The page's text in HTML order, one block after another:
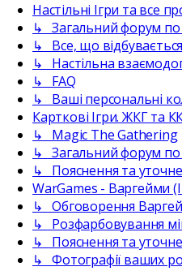
Настільні Ігри та все
↳ Загальний форум по
↳ Все, що
↳ Настільна
↳ FAQ
↳ Ваші персональні
Карткові Ігри. ЖКГ та
↳ Magic The Gathering
↳ Загальний форум
↳ Пояснення та
WarGames - Варгейми
↳ Обговорення
↳ Розфарбовування
↳ Пояснення та
↳ Фотографії ваших